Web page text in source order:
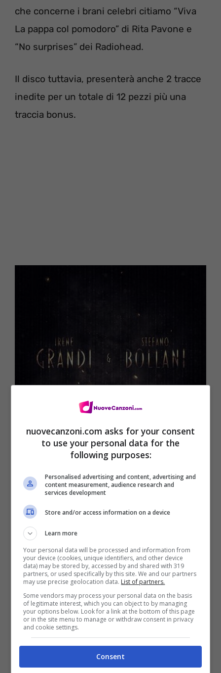
che concerne i brani celebri citiamo “Viva
La pappa col pomodoro” di Rita Pavone e
“No surprises” dei Radiohead.
Il disco tuttavia, presenterà anche 2 tracce
inedite per un totale di 12 pezzi più una
traccia bonus.
Tracklist Irene Grandi & Stefano Bollani
Viva La Pappa Col Pomodoro
Olhos nos olhos (Occhi negli occhi)
Dream a Little Dream of Me
nuovecanzoni.com asks for your consent
to use your personal data for the
following purposes:
Personalised advertising and content, advertising and
content measurement, audience research and
services development
Store and/or access information on a device
Learn more
Your personal data will be processed and information from
your device (cookies, unique identifiers, and other device
data) may be stored by, accessed by and shared with 319
partners, or used specifically by this site. We and our partners
may use precise geolocation data. List of partners.
Some vendors may process your personal data on the basis
of legitimate interest, which you can object to by managing
your options below. Look for a link at the bottom of this page
or in the site menu to manage or withdraw consent in privacy
and cookie settings.
Consent